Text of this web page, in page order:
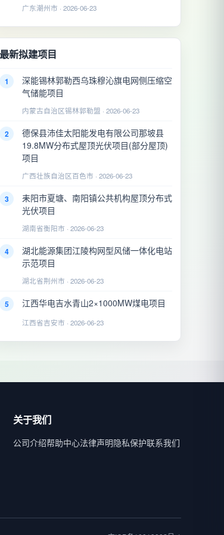
设施设计，安全验收评价，核准报告，节能评估报告，节
广东潮州市 · 2026-06-23
最新拟建项目
1
深能锡林郭勒西乌珠穆沁旗电网侧压缩空
气储能项目
内蒙古自治区锡林郭勒盟 · 2026-06-23
2
德保县沛佳太阳能发电有限公司那坡县
19.8MW分布式屋顶光伏项目(部分屋顶)
项目
广西壮族自治区百色市 · 2026-06-23
3
耒阳市夏塘、南阳镇公共机构屋顶分布式
光伏项目
湖南省衡阳市 · 2026-06-23
4
湖北能源集团江陵构网型风储一体化电站
示范项目
湖北省荆州市 · 2026-06-23
5 江西华电吉水青山2×1000MW煤电项目
江西省吉安市 · 2026-06-23
关于我们
公司介绍帮助中心法律声明隐私保护联系我们